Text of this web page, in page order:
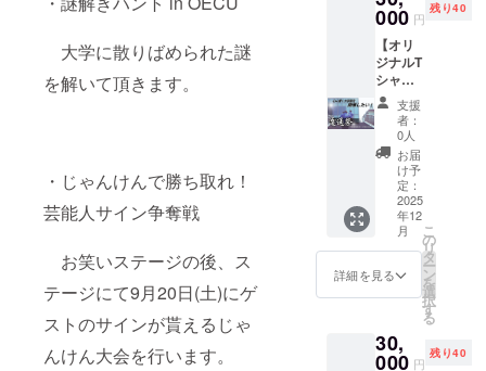
大学に散りばめられた謎
を解いて頂きます。
・じゃんけんで勝ち取れ！
芸能人サイン争奪戦
お笑いステージの後、ス
テージにて9月20日(土)にゲ
ストのサインが貰えるじゃ
んけん大会を行います。
りま
す。 ※
備考欄
に掲示
させて
いただ
くお名
前をご
記入下
さい。
費：支
援者様
の交通
費や滞
在費は
各自で
ご負担
くださ
い。 ・
支援者
様との
連絡方
法：詳
細は
で連絡
しま
ズ】 ス
テッ
万円達
笑いラ
イブ優
先入場
【詳
細】 ・
日時：
2025年
9月20日
（土曜
日）
11:00-
18:00
2025
年9月21
11:00-
18:00
告書 ・
オリジ
ナルス
テッ
カー ・
大学祭
で利用
できる
金券
1000円
分（有
効期
限：
2025年
9月20日
から
9月21日
・オリ
ジナル
000 円
残り40
【オリ
ジナルT
シャツ
＋これ
までの
金額の
リター
ン】 <
内容>
・お礼
のメッ
セージ
・パン
フレッ
トなど
載 ・報
告書 ・
支援
者：
0人
お届
け予
定：
2025
年12
月
詳細を見る
こ
の
リ
タ
ー
ン
を
選
択
す
る
30,
000 円
残り40